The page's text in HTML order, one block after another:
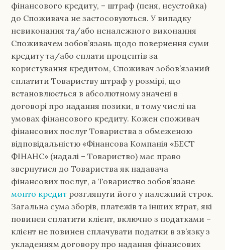
фінансового кредиту, – штраф (пеня, неустойка)
до Споживача не застосовуються. У випадку
невиконання та/або неналежного виконання
Споживачем зобов’язань щодо повернення суми
кредиту та/або сплати процентів за
користування кредитом, Споживач зобов’язаний
сплатити Товариству штраф у розмірі, що
встановлюється в абсолютному значені в
договорі про надання позики, в тому числі на
умовах фінансового кредиту. Кожен споживач
фінансових послуг Товариства з обмеженою
відповідальністю «Фінансова Компанія «БЕСТ
ФІНАНС» (надалі – Товариство) має право
звернутися до Товариства як надавача
фінансових послуг, а Товариство зобов’язане
монто кредит розглянути його у належний строк.
Загальна сума зборів, платежів та інших втрат, які
повинен сплатити клієнт, включно з податками –
клієнт не повинен сплачувати податки в зв’язку з
укладенням договору про надання фінансових